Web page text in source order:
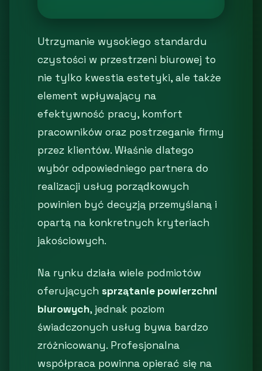
Utrzymanie wysokiego standardu
czystości w przestrzeni biurowej to
nie tylko kwestia estetyki, ale także
element wpływający na
efektywność pracy, komfort
pracowników oraz postrzeganie firmy
przez klientów. Właśnie dlatego
wybór odpowiedniego partnera do
realizacji usług porządkowych
powinien być decyzją przemyślaną i
opartą na konkretnych kryteriach
jakościowych.
Na rynku działa wiele podmiotów
oferujących sprzątanie powierzchni
biurowych, jednak poziom
świadczonych usług bywa bardzo
zróżnicowany. Profesjonalna
współpraca powinna opierać się na